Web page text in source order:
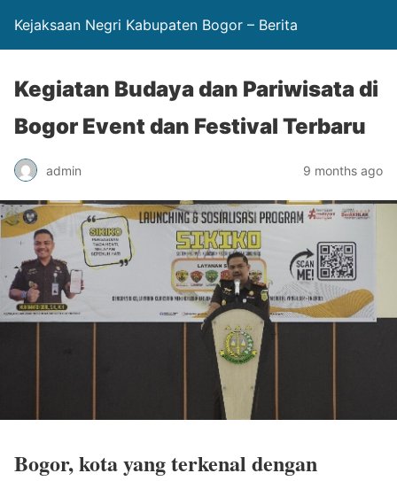
Kejaksaan Negri Kabupaten Bogor – Berita
Kegiatan Budaya dan Pariwisata di
Bogor Event dan Festival Terbaru
admin 9 months ago
Bogor, kota yang terkenal dengan